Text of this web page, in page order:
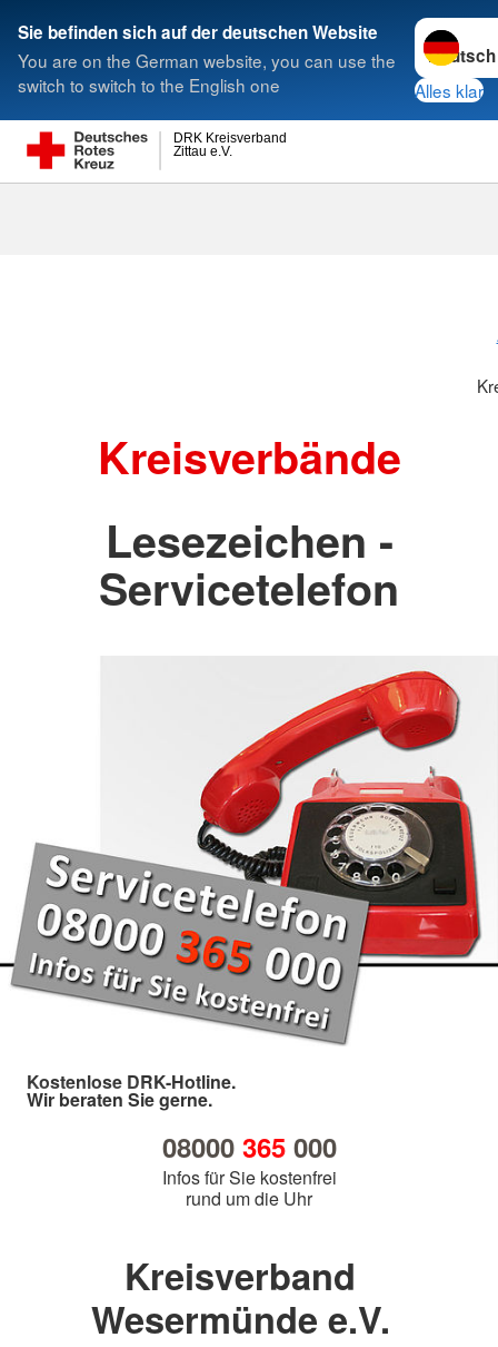
Sie befinden sich auf der deutschen Website
You are on the German website, you can use the
switch to switch to the English one
Sprache
Alles klar
Zittau e.V.
DRK Kreisverband
Suche
Kreisverbände
Lesezeichen -
Servicetelefon
Kostenlose DRK-Hotline.
Wir beraten Sie gerne.
08000 365000
Infos für Sie kostenfrei
rund um die Uhr
Kreisverband
Wesermünde e.V.